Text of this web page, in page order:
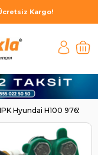
Kargo!
Hyundai H100